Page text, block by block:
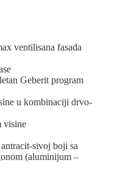
ventilisana fasada
Geberit program
u kombinaciji drvo-
visine
sivoj boji sa
(aluminijum –